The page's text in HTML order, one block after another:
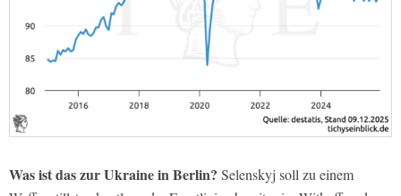
Was ist das zur Ukraine in Berlin? Selenskyj soll zu einem